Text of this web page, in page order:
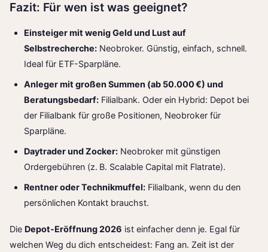
Fazit: Für wen ist was geeignet?
Einsteiger mit wenig Geld und Lust auf
Selbstrecherche: Neobroker. Günstig, einfach, schnell.
Ideal für ETF-Sparpläne.
Anleger mit großen Summen (ab 50.000 €) und
Beratungsbedarf: Filialbank. Oder ein Hybrid: Depot bei
der Filialbank für große Positionen, Neobroker für
Sparpläne.
Daytrader und Zocker: Neobroker mit günstigen
Ordergebühren (z. B. Scalable Capital mit Flatrate).
Rentner oder Technikmuffel: Filialbank, wenn du den
persönlichen Kontakt brauchst.
Die Depot-Eröffnung 2026 ist einfacher denn je. Egal für
welchen Weg du dich entscheidest: Fang an. Zeit ist der